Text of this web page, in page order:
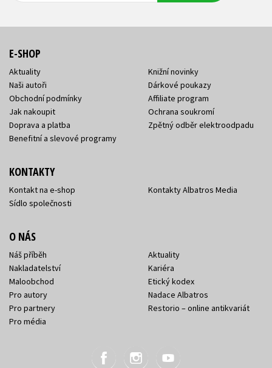
E-SHOP
Aktuality
Naši autoři
Obchodní podmínky
Jak nakoupit
Doprava a platba
Benefitní a slevové programy
Knižní novinky
Dárkové poukazy
Affiliate program
Ochrana soukromí
Zpětný odběr elektroodpadu
KONTAKTY
Kontakt na e-shop
Sídlo společnosti
Kontakty Albatros Media
O NÁS
Náš příběh
Nakladatelství
Maloobchod
Pro autory
Pro partnery
Pro média
Aktuality
Kariéra
Etický kodex
Nadace Albatros
Restorio – online antikvariát